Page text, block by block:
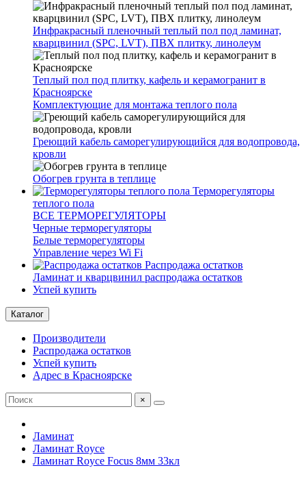
Инфракрасный пленочный теплый пол под ламинат,
кварцвинил (SPC, LVT), ПВХ плитку, линолеум
Теплый пол под плитку, кафель и керамогранит в
Красноярске
Комплектующие для монтажа теплого пола
Греющий кабель саморегулирующийся для водопровода,
кровли
Обогрев грунта в теплице
Терморегуляторы
теплого пола
ВСЕ ТЕРМОРЕГУЛЯТОРЫ
Черные терморегуляторы
Белые терморегуляторы
Управление через Wi Fi
Распродажа остатков
Ламинат и кварцвинил распродажа остатков
Успей купить
Каталог
Производители
Распродажа остатков
Успей купить
Адрес в Красноярске
×
Ламинат
Ламинат Royce
Ламинат Royce Focus 8мм 33кл